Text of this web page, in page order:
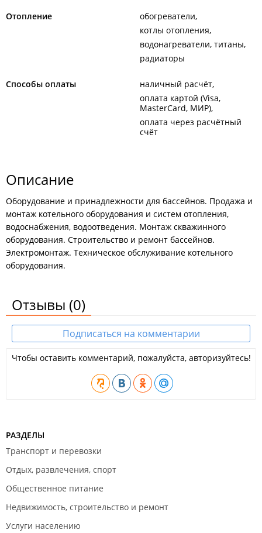
Отопление
обогреватели
котлы отопления
водонагреватели, титаны
радиаторы
Способы оплаты
наличный расчёт
оплата картой (Visa,
MasterCard, МИР)
оплата через расчётный
счёт
Описание
Оборудование и принадлежности для бассейнов. Продажа и
монтаж котельного оборудования и систем отопления,
водоснабжения, водоотведения. Монтаж скважинного
оборудования. Строительство и ремонт бассейнов.
Электромонтаж. Техническое обслуживание котельного
оборудования.
Отзывы (0)
Подписаться на комментарии
Чтобы оставить комментарий, пожалуйста, авторизуйтесь!
РАЗДЕЛЫ
Транспорт и перевозки
Отдых, развлечения, спорт
Общественное питание
Недвижимость, строительство и ремонт
Услуги населению